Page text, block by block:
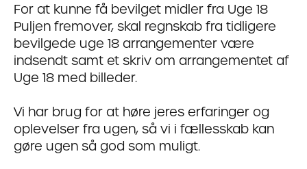
For at kunne få bevilget midler fra Uge 18
Puljen fremover, skal regnskab fra tidligere
bevilgede uge 18 arrangementer være
indsendt samt et skriv om arrangementet af
Uge 18 med billeder.
Vi har brug for at høre jeres erfaringer og
oplevelser fra ugen, så vi i fællesskab kan
gøre ugen så god som muligt.